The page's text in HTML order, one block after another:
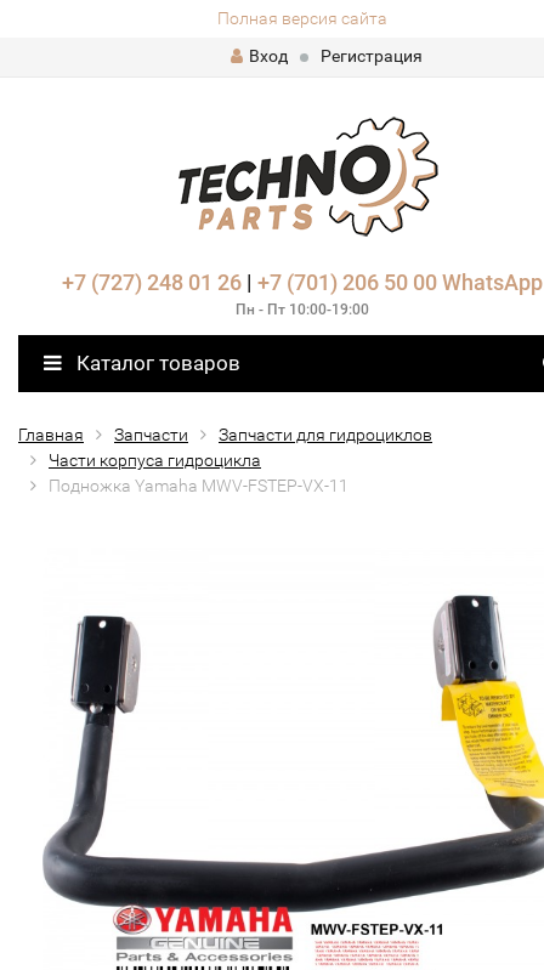
Полная версия сайта
Вход
Регистрация
+7 (727) 248 01 26| +7 (701) 206 50 00 WhatsApp
Пн - Пт 10:00-19:00
Каталог товаров
Главная Запчасти
Запчасти для гидроциклов
Части корпуса гидроцикла
Подножка Yamaha MWV-FSTEP-VX-11